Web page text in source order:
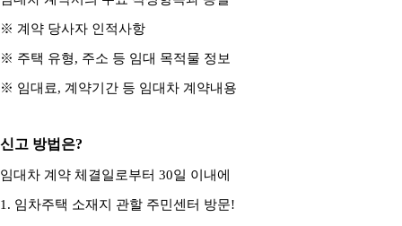
※ 계약 당사자 인적사항
※ 주택 유형, 주소 등 임대 목적물 정보
※ 임대료, 계약기간 등 임대차 계약내용
신고 방법은?
임대차 계약 체결일로부터 30일 이내에
1. 임차주택 소재지 관할 주민센터 방문!